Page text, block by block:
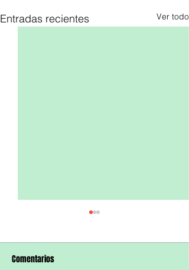
Entradas recientes Ver todo
Comentarios